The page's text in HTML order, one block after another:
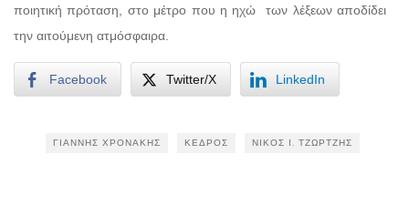
ποιητική πρόταση, στο μέτρο που η ηχώ των λέξεων αποδίδει
την αιτούμενη ατμόσφαιρα.
Facebook Twitter/X LinkedIn
ΓΙΆΝΝΗΣ ΧΡΟΝΆΚΗΣ ΚΈΔΡΟΣ ΝΊΚΟΣ Ι. ΤΖΏΡΤΖΗΣ